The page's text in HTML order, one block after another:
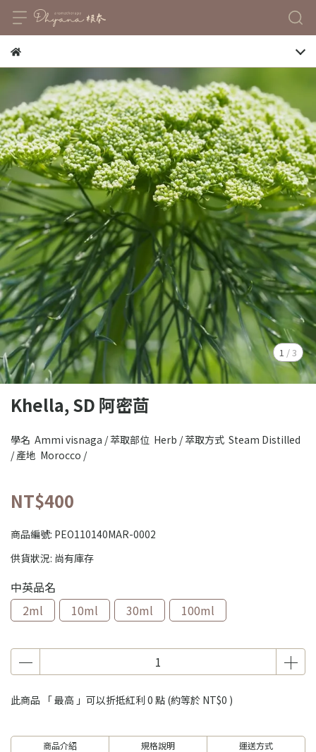
1 /3
Khella, SD 阿密茴
學名 Ammi visnaga / 萃取部位 Herb / 萃取方式 Steam Distilled
/ 產地 Morocco /
NT$400
商品編號: PEO110140MAR-0002
供貨狀況: 尚有庫存
中英品名
2ml
10ml 30ml 100ml
此商品 「 最高 」可以折抵紅利 0 點 (約等於 NT$0 )
商品介紹 規格說明 運送方式